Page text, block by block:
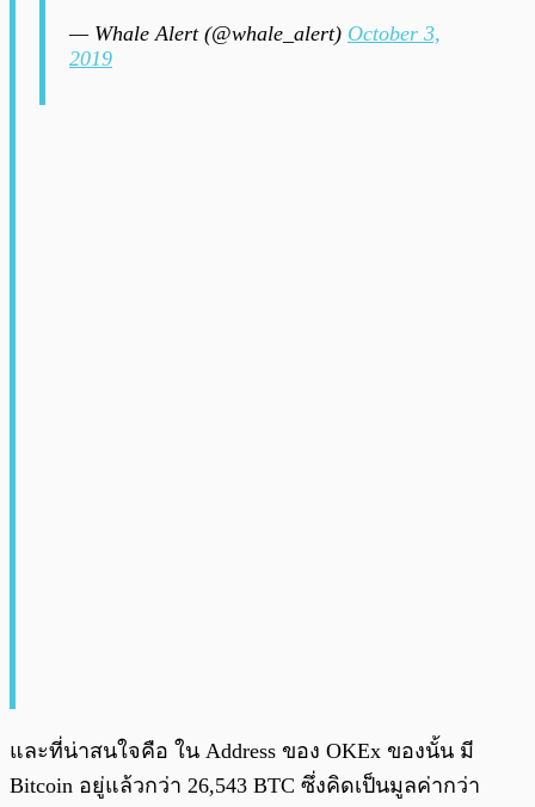
— Whale Alert (@whale_alert) October 3,
2019
และที่น่าสนใจคือ ใน Address ของ OKEx ของนั้น มี
Bitcoin อยู่แล้วกว่า 26,543 BTC ซึ่งคิดเป็นมูลค่ากว่า